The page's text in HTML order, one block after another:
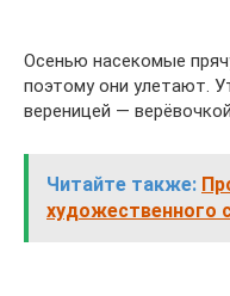
Осенью насекомые
поэтому они улетают.
вереницей —
Читайте также:
художественного